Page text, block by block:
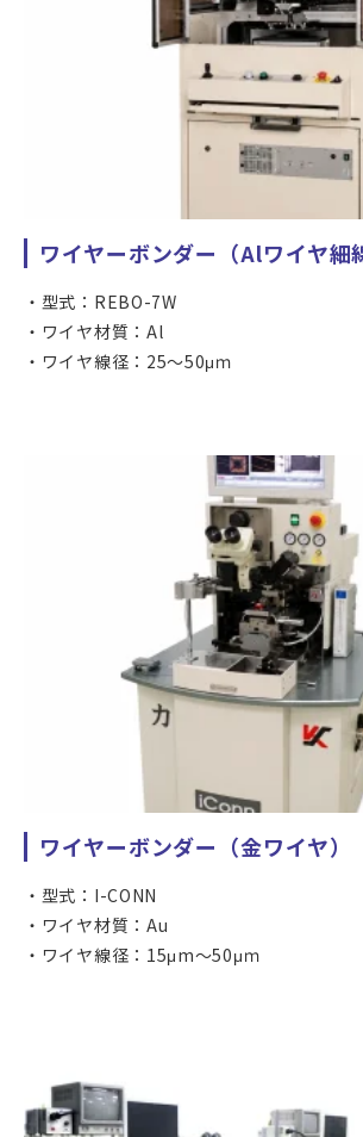
ワイヤーボンダー（Alワイヤ細
型式：REBO-7W
ワイヤ材質：Al
ワイヤ線径：25～50μｍ
ワイヤーボンダー（金ワイヤ）
型式：I-CONN
ワイヤ材質：Au
ワイヤ線径：15μm～50μｍ
デュアル周波数、プログラマブル照明に